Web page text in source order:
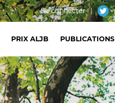
Menu
du
de
l'utilisateur
Se connecter
PRIX ALJB PUBLICATIONS